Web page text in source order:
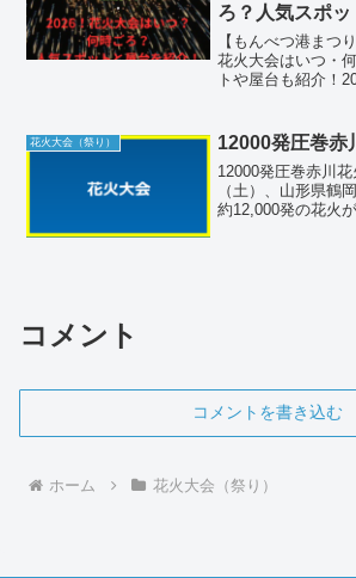
ろ？人気スポッ
【もんべつ港まつ
花火大会はいつ・
トや屋台も紹介！
台に繰り広げられ
街・紋別が一...
花火大会（祭り） 12000発圧巻赤
12000発圧巻赤川
（土）、山形県鶴
約12,000発の花火
コメント
コメントを書き込む
ホーム 花火大会（祭り）